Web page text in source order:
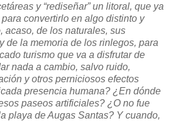
y “rediseñar” un litoral, que ya
convertirlo en algo distinto y
acaso, de los naturales, sus
de la memoria de los rinlegos, para
turismo que va a disfrutar de
nada a cambio, salvo ruido,
y otros perniciosos efectos
presencia humana? ¿En dónde
paseos artificiales? ¿O no fue
playa de Augas Santas? Y cuando,